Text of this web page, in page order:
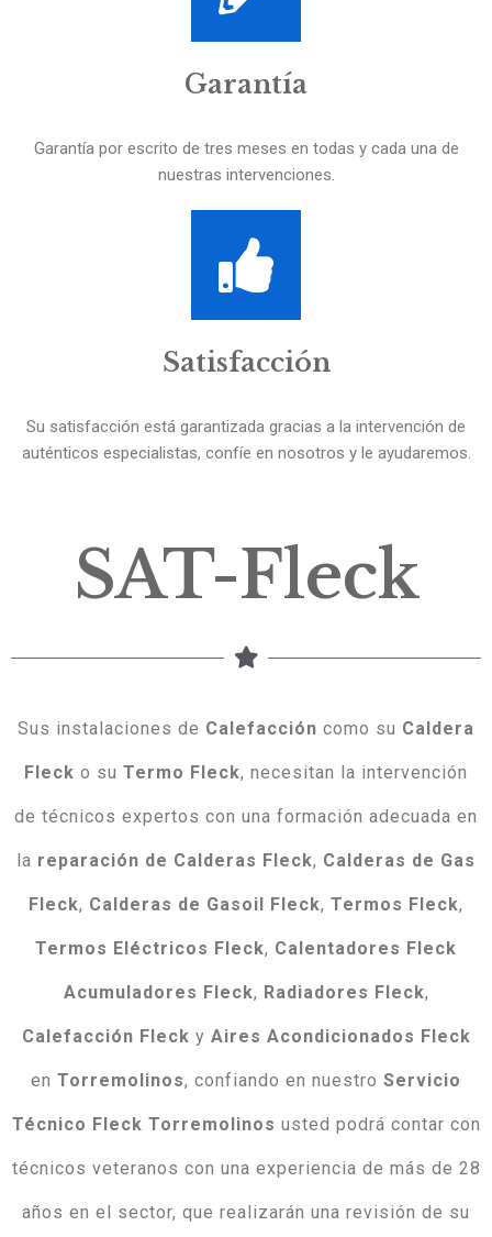
Garantía
Garantía por escrito de tres meses en todas y cada una de
nuestras intervenciones.
Satisfacción
Su satisfacción está garantizada gracias a la intervención de
auténticos especialistas, confíe en nosotros y le ayudaremos.
SAT-Fleck
Sus instalaciones de Calefacción como su Caldera
Fleck o su Termo Fleck, necesitan la intervención
de técnicos expertos con una formación adecuada en
la reparación de Calderas Fleck, Calderas de Gas
Fleck, Calderas de Gasoil Fleck, Termos Fleck,
Termos Eléctricos Fleck, Calentadores Fleck
Acumuladores Fleck, Radiadores Fleck,
Calefacción Fleck y Aires Acondicionados Fleck
en Torremolinos, confiando en nuestro Servicio
Técnico Fleck Torremolinos usted podrá contar con
técnicos veteranos con una experiencia de más de 28
años en el sector, que realizarán una revisión de su